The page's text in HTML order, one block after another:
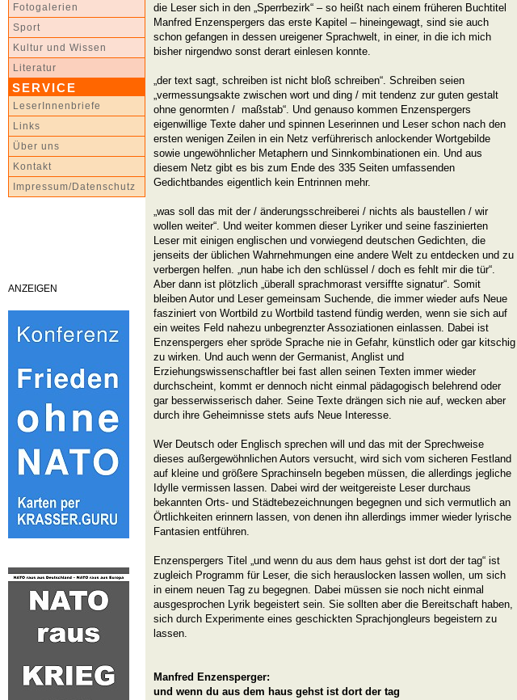
Fotogalerien
Sport
Kultur und Wissen
Literatur
SERVICE
LeserInnenbriefe
Links
Über uns
Kontakt
Impressum/Datenschutz
ANZEIGEN
die Leser sich in den „Sperrbezirk“ – so heißt nach einem früheren Buchtitel
Manfred Enzenspergers das erste Kapitel – hineingewagt, sind sie auch
schon gefangen in dessen ureigener Sprachwelt, in einer, in die ich mich
bisher nirgendwo sonst derart einlesen konnte.
„der text sagt, schreiben ist nicht bloß schreiben“. Schreiben seien
„vermessungsakte zwischen wort und ding / mit tendenz zur guten gestalt
ohne genormten / maßstab“. Und genauso kommen Enzenspergers
eigenwillige Texte daher und spinnen Leserinnen und Leser schon nach den
ersten wenigen Zeilen in ein Netz verführerisch anlockender Wortgebilde
sowie ungewöhnlicher Metaphern und Sinnkombinationen ein. Und aus
diesem Netz gibt es bis zum Ende des 335 Seiten umfassenden
Gedichtbandes eigentlich kein Entrinnen mehr.
„was soll das mit der / änderungsschreiberei / nichts als baustellen / wir
wollen weiter“. Und weiter kommen dieser Lyriker und seine faszinierten
Leser mit einigen englischen und vorwiegend deutschen Gedichten, die
jenseits der üblichen Wahrnehmungen eine andere Welt zu entdecken und zu
verbergen helfen. „nun habe ich den schlüssel / doch es fehlt mir die tür“.
Aber dann ist plötzlich „überall sprachmorast versiffte signatur“. Somit
bleiben Autor und Leser gemeinsam Suchende, die immer wieder aufs Neue
fasziniert von Wortbild zu Wortbild tastend fündig werden, wenn sie sich auf
ein weites Feld nahezu unbegrenzter Assoziationen einlassen. Dabei ist
Enzenspergers eher spröde Sprache nie in Gefahr, künstlich oder gar kitschig
zu wirken. Und auch wenn der Germanist, Anglist und
Erziehungswissenschaftler bei fast allen seinen Texten immer wieder
durchscheint, kommt er dennoch nicht einmal pädagogisch belehrend oder
gar besserwisserisch daher. Seine Texte drängen sich nie auf, wecken aber
durch ihre Geheimnisse stets aufs Neue Interesse.
Wer Deutsch oder Englisch sprechen will und das mit der Sprechweise
dieses außergewöhnlichen Autors versucht, wird sich vom sicheren Festland
auf kleine und größere Sprachinseln begeben müssen, die allerdings jegliche
Idylle vermissen lassen. Dabei wird der weitgereiste Leser durchaus
bekannten Orts- und Städtebezeichnungen begegnen und sich vermutlich an
Örtlichkeiten erinnern lassen, von denen ihn allerdings immer wieder lyrische
Fantasien entführen.
Enzenspergers Titel „und wenn du aus dem haus gehst ist dort der tag“ ist
zugleich Programm für Leser, die sich herauslocken lassen wollen, um sich
in einem neuen Tag zu begegnen. Dabei müssen sie noch nicht einmal
ausgesprochen Lyrik begeistert sein. Sie sollten aber die Bereitschaft haben,
sich durch Experimente eines geschickten Sprachjongleurs begeistern zu
lassen.
Manfred Enzensperger:
und wenn du aus dem haus gehst ist dort der tag